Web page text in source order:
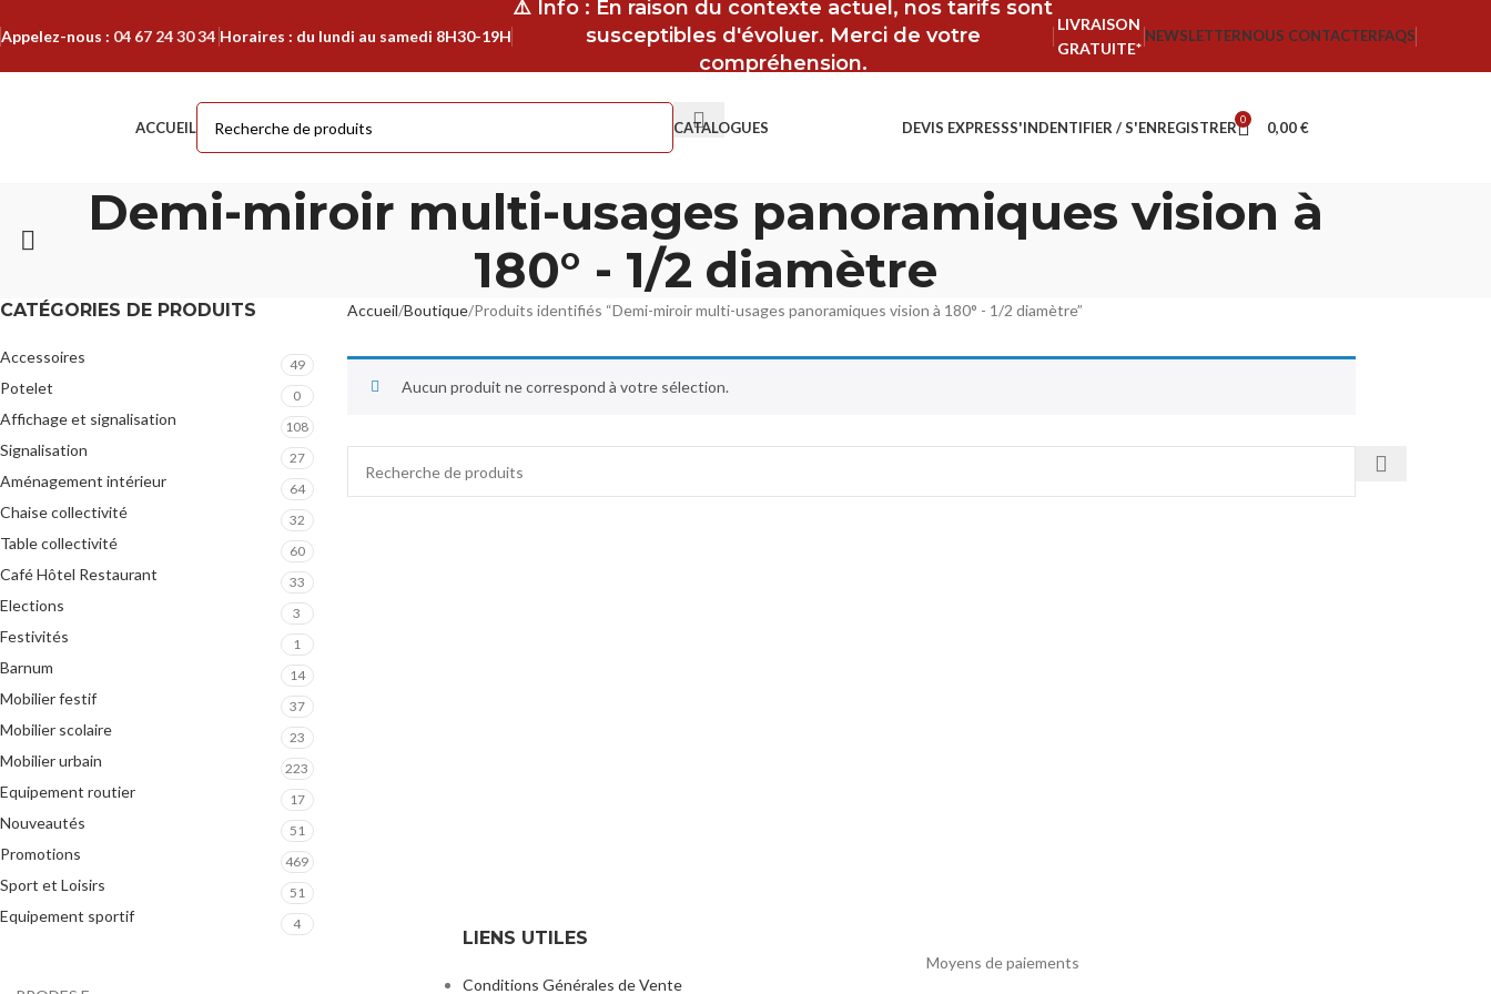
Appelez-nous : 04 67 24 30 34 Horaires : du lundi au samedi 8H30-19H
⚠️ Info : En raison du contexte actuel, nos tarifs sont
susceptibles d'évoluer. Merci de votre
compréhension.
LIVRAISON
GRATUITE*
NEWSLETTERNOUS CONTACTERFAQS
ACCUEIL CATALOGUES DEVIS EXPRESSS'INDENTIFIER / S'ENREGISTRER 0 0,00€
Demi-miroir multi-usages panoramiques vision à
180° - 1/2 diamètre
CATÉGORIES DE PRODUITS
Accessoires 49
Potelet 0
Affichage et signalisation 108
Signalisation 27
Aménagement intérieur 64
Chaise collectivité 32
Table collectivité 60
Café Hôtel Restaurant 33
Elections 3
Festivités 1
Barnum 14
Mobilier festif 37
Mobilier scolaire 23
Mobilier urbain 223
Equipement routier 17
Nouveautés 51
Promotions 469
Sport et Loisirs 51
Equipement sportif 4
Accueil Boutique Produits identifiés “Demi-miroir multi-usages panoramiques vision à 180° - 1/2 diamètre”
Aucun produit ne correspond à votre sélection.
LIENS UTILES
Conditions Générales de Vente
Moyens de paiements